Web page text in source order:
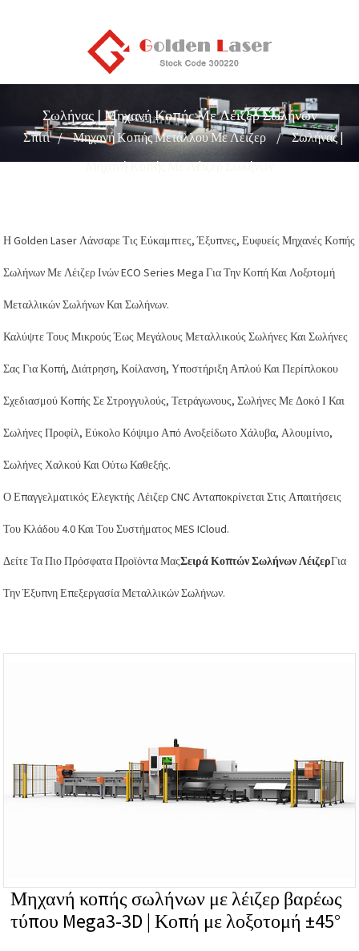
Σωλήνας | Μηχανή Κοπής Με Λέιζερ Σωλήνων
Σπίτι Μηχανή Κοπής Μετάλλου Με Λέιζερ
Σωλήνας |
Μηχανή Κοπής Με Λέιζερ Σωλήνων
Η Golden Laser Λάνσαρε Τις Εύκαμπτες, Έξυπνες, Ευφυείς Μηχανές Κοπής
Σωλήνων Με Λέιζερ Ινών ECO Series Mega Για Την Κοπή Και Λοξοτομή
Μεταλλικών Σωλήνων Και Σωλήνων.
Καλύψτε Τους Μικρούς Έως Μεγάλους Μεταλλικούς Σωλήνες Και Σωλήνες
Σας Για Κοπή, Διάτρηση, Κοίλανση, Υποστήριξη Απλού Και Περίπλοκου
Σχεδιασμού Κοπής Σε Στρογγυλούς, Τετράγωνους, Σωλήνες Με Δοκό Ι Και
Σωλήνες Προφίλ, Εύκολο Κόψιμο Από Ανοξείδωτο Χάλυβα, Αλουμίνιο,
Σωλήνες Χαλκού Και Ούτω Καθεξής.
Ο Επαγγελματικός Ελεγκτής Λέιζερ CNC Ανταποκρίνεται Στις Απαιτήσεις
Του Κλάδου 4.0 Και Του Συστήματος MES ICloud.
Δείτε Τα Πιο Πρόσφατα Προϊόντα ΜαςΣειρά Κοπτών Σωλήνων ΛέιζερΓια
Την Έξυπνη Επεξεργασία Μεταλλικών Σωλήνων.
Μηχανή κοπής σωλήνων με λέιζερ βαρέως
τύπου Mega3-3D | Κοπή με λοξοτομή ±45°